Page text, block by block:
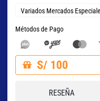
Variados Mercados
Métodos de Pago
S/ 100
RESEÑA